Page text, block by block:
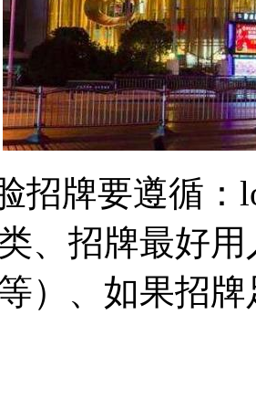
招牌要遵循：
、招牌最好
）、如果招